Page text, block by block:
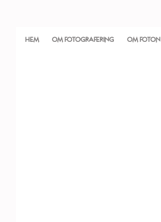
HEM OM FOTOGRAFERING OM FOTON